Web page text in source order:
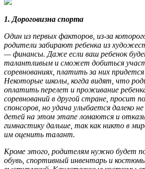
1. Дороговизна спорта
Один из первых факторов, из-за
родители забирают ребенка из
— финансы. Даже если ваш ребенок
талантливым и сможет добиться
соревнованиях, платить за них
Некоторые школы, когда видят, что
оплатить перелет и проживание
соревнований в другой стране, просит
спонсоров, но удача улыбается далеко
детей на этом этапе ломаются и
гимнастику дальше, так как никто в
им оценить талант.
Кроме этого, родителям нужно будет
обувь, спортивный инвентарь и